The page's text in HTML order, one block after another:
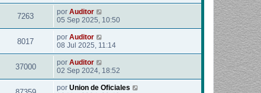
7263 por Auditor
05 Sep 2025, 10:50
8017 por Auditor
08 Jul 2025, 11:14
37000 por Auditor
02 Sep 2024, 18:52
por Union de Oficiales